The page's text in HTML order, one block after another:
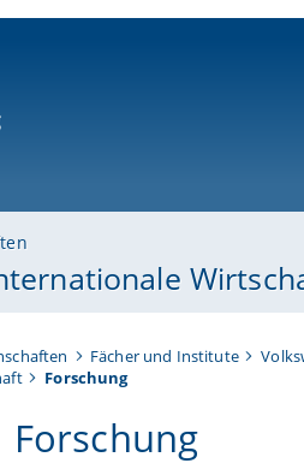
Fächer und Institute
Forschung
Forschung